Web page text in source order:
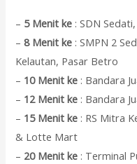
– 5 Menit ke : SDN
–8 Menit ke : SMPN 2
Kelautan, Pasar Betro
– 10 Menit ke : Bandara
– 12 Menit ke : Bandara
– 15 Menit ke : RS Mitra
& Lotte Mart
– 20 Menit ke : Terminal